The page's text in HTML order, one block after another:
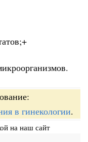
в гинекологии.
на наш сайт